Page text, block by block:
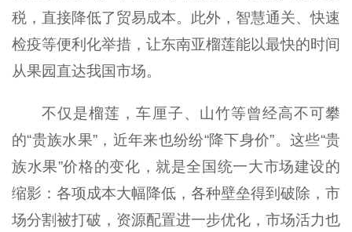
税，直接降低了贸易成本。此外，智慧通关、快速
检疫等便利化举措，让东南亚榴莲能以最快的时间
从果园直达我国市场。
不仅是榴莲，车厘子、山竹等曾经高不可攀
的“贵族水果”，近年来也纷纷“降下身价”。这些“贵
族水果”价格的变化，就是全国统一大市场建设的
缩影：各项成本大幅降低，各种壁垒得到破除，市
场分割被打破，资源配置进一步优化，市场活力也